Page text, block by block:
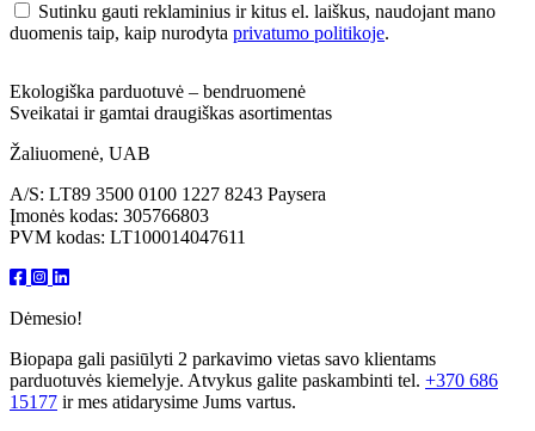
Sutinku gauti reklaminius ir kitus el. laiškus, naudojant mano
duomenis taip, kaip nurodyta privatumo politikoje.
Ekologiška parduotuvė – bendruomenė
Sveikatai ir gamtai draugiškas asortimentas
Žaliuomenė, UAB
A/S: LT89 3500 0100 1227 8243 Paysera
Įmonės kodas: 305766803
PVM kodas: LT100014047611
Dėmesio!
Biopapa gali pasiūlyti 2 parkavimo vietas savo klientams
parduotuvės kiemelyje. Atvykus galite paskambinti tel. +370 686
15177 ir mes atidarysime Jums vartus.